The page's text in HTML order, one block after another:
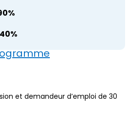
40%
et demandeur d’emploi de 30